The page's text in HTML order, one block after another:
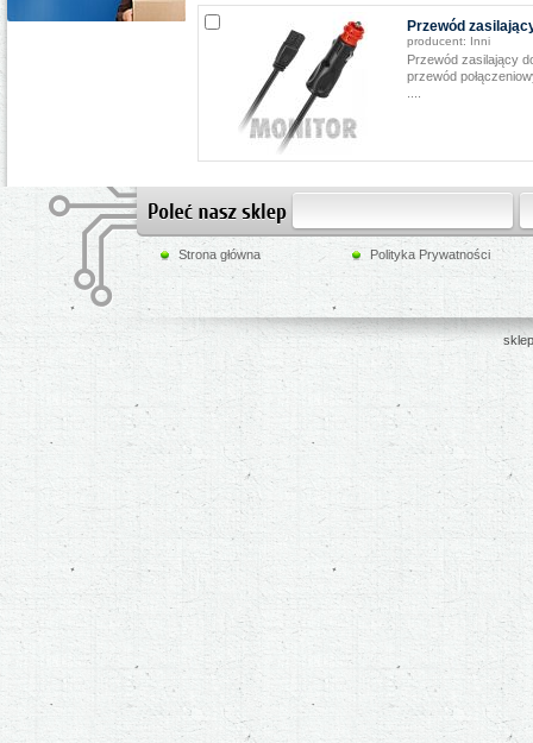
Przewód
producent: Inni
Przewód zasilający
przewód
Strona główna Polityka Prywatności